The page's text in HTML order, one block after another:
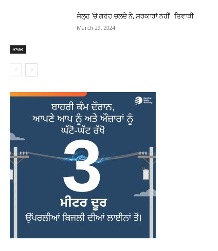
ਭਾਰਤ
ਜੇਲ੍ਹ ‘ਚੋਂ ਗਰੋਹ ਚਲਦੇ ਨੇ, ਸਰਕਾਰਾਂ ਨਹੀਂ : ਤਿਵਾੜੀ
March 29, 2024